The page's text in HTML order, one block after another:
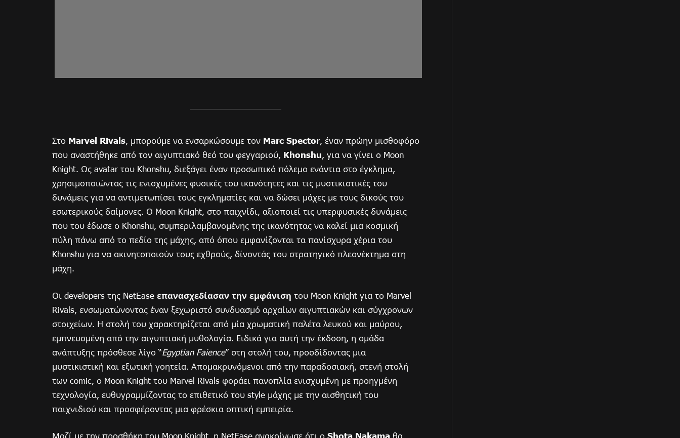
Στο Marvel Rivals, μπορούμε να ενσαρκώσουμε τον Marc Spector, έναν πρώην μισθοφόρο
που αναστήθηκε από τον αιγυπτιακό θεό του φεγγαριού, Khonshu, για να γίνει ο Moon
Knight. Ως avatar του Khonshu, διεξάγει έναν προσωπικό πόλεμο ενάντια στο έγκλημα,
χρησιμοποιώντας τις ενισχυμένες φυσικές του ικανότητες και τις μυστικιστικές του
δυνάμεις για να αντιμετωπίσει τους εγκληματίες και να δώσει μάχες με τους δικούς του
εσωτερικούς δαίμονες. Ο Moon Knight, στο παιχνίδι, αξιοποιεί τις υπερφυσικές δυνάμεις
που του έδωσε ο Khonshu, συμπεριλαμβανομένης της ικανότητας να καλεί μια κοσμική
πύλη πάνω από το πεδίο της μάχης, από όπου εμφανίζονται τα πανίσχυρα χέρια του
Khonshu για να ακινητοποιούν τους εχθρούς, δίνοντάς του στρατηγικό πλεονέκτημα στη
μάχη.
Οι developers της NetEase επανασχεδίασαν την εμφάνιση του Moon Knight για το Marvel
Rivals, ενσωματώνοντας έναν ξεχωριστό συνδυασμό αρχαίων αιγυπτιακών και σύγχρονων
στοιχείων. Η στολή του χαρακτηρίζεται από μία χρωματική παλέτα λευκού και μαύρου,
εμπνευσμένη από την αιγυπτιακή μυθολογία. Ειδικά για αυτή την έκδοση, η ομάδα
ανάπτυξης πρόσθεσε λίγο “Egyptian Faience” στη στολή του, προσδίδοντας μια
μυστικιστική και εξωτική γοητεία. Απομακρυνόμενοι από την παραδοσιακή, στενή στολή
των comic, ο Moon Knight του Marvel Rivals φοράει πανοπλία ενισχυμένη με προηγμένη
τεχνολογία, ευθυγραμμίζοντας το επιθετικό του style μάχης με την αισθητική του
παιχνιδιού και προσφέροντας μια φρέσκια οπτική εμπειρία.
Μαζί με την προσθήκη του Moon Knight, η NetEase ανακοίνωσε ότι ο Shota Nakama θα